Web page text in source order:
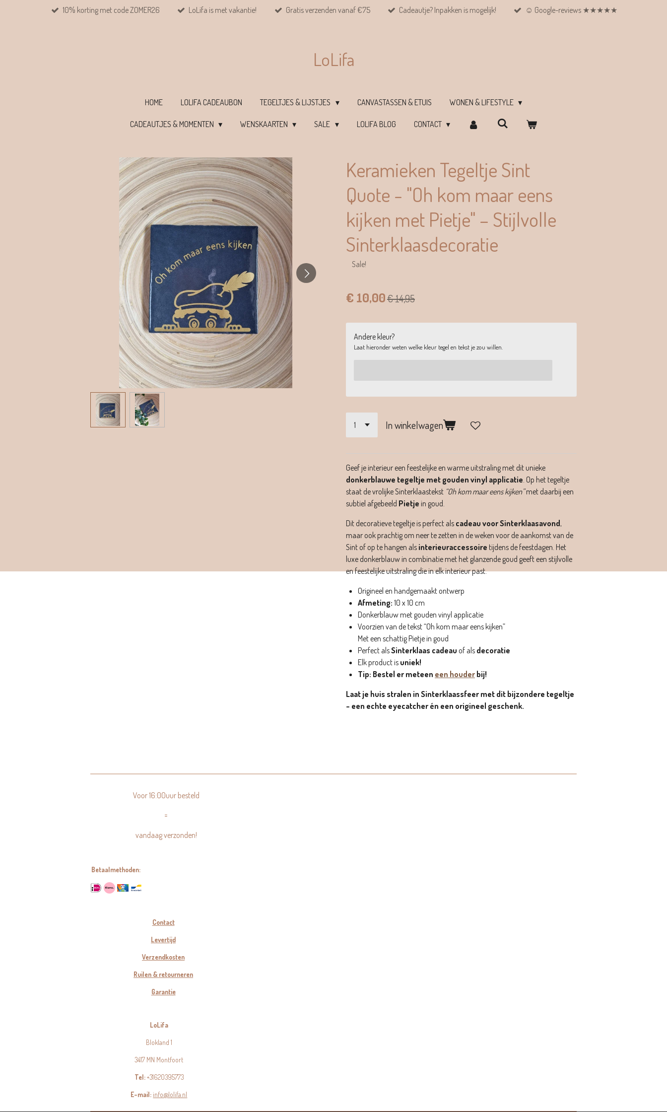
10% korting met code ZOMER26 LoLifa is met vakantie! Gratis verzenden vanaf €75 Cadeautje? Inpakken is mogelijk! ☺︎ Google-reviews ★★★★★
LoLifa
HOME LOLIFA CADEAUBON TEGELTJES & LIJSTJES CANVASTASSEN & ETUIS WONEN & LIFESTYLE
CADEAUTJES & MOMENTEN WENSKAARTEN SALE LOLIFA BLOG CONTACT
Keramieken Tegeltje Sint
Quote - "Oh kom maar eens
kijken met Pietje" – Stijlvolle
Sinterklaasdecoratie
Sale!
€ 10,00€ 14,95
Andere kleur?
Laat hieronder weten welke kleur tegel en tekst je zou willen.
In winkelwagen
Geef je interieur een feestelijke en warme uitstraling met dit unieke
donkerblauwe tegeltje met gouden vinyl applicatie. Op het tegeltje
staat de vrolijke Sinterklaastekst “Oh kom maar eens kijken”met daarbij een
subtiel afgebeeld Pietje in goud.
Dit decoratieve tegeltje is perfect als cadeau voor Sinterklaasavond,
maar ook prachtig om neer te zetten in de weken voor de aankomst van de
Sint of op te hangen als interieuraccessoire tijdens de feestdagen. Het
luxe donkerblauw in combinatie met het glanzende goud geeft een stijlvolle
en feestelijke uitstraling die in elk interieur past.
Origineel en handgemaakt ontwerp
Afmeting: 10 x 10 cm
Donkerblauw met gouden vinyl applicatie
Voorzien van de tekst “Oh kom maar eens kijken”
Met een schattig Pietje in goud
Perfect alsSinterklaas cadeau of als decoratie
Elk product is uniek!
Tip: Bestel er meteen een houder bij!
Laat je huis stralen in Sinterklaassfeer met dit bijzondere tegeltje
– een echte eyecatcher én een origineel geschenk.
Voor 16:00uur besteld
=
vandaag verzonden!
Betaalmethoden:
Contact
Levertijd
Verzendkosten
Ruilen & retourneren
Garantie
LoLifa
Blokland 1
3417 MN Montfoort
Tel:+31620395773
E-mail:info@lolifa.nl